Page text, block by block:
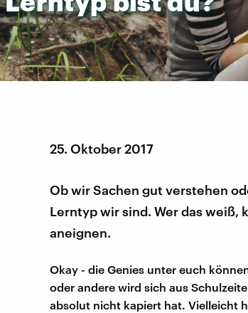
25. Oktober 2017
Ob wir Sachen gut verstehen
Lerntyp wir sind. Wer das weiß,
aneignen.
Okay - die Genies unter euch
oder andere wird sich aus
absolut nicht kapiert hat. Vielleicht